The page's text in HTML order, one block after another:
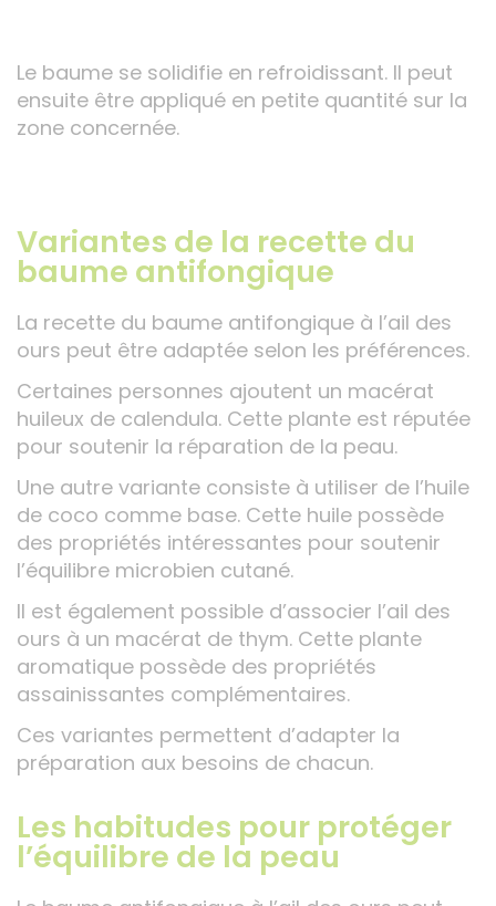
Le baume se solidifie en refroidissant. Il peut
ensuite être appliqué en petite quantité sur la
zone concernée.
Variantes de la recette du
baume antifongique
La recette du baume antifongique à l’ail des
ours peut être adaptée selon les préférences.
Certaines personnes ajoutent un macérat
huileux de calendula. Cette plante est réputée
pour soutenir la réparation de la peau.
Une autre variante consiste à utiliser de l’huile
de coco comme base. Cette huile possède
des propriétés intéressantes pour soutenir
l’équilibre microbien cutané.
Il est également possible d’associer l’ail des
ours à un macérat de thym. Cette plante
aromatique possède des propriétés
assainissantes complémentaires.
Ces variantes permettent d’adapter la
préparation aux besoins de chacun.
Les habitudes pour protéger
l’équilibre de la peau